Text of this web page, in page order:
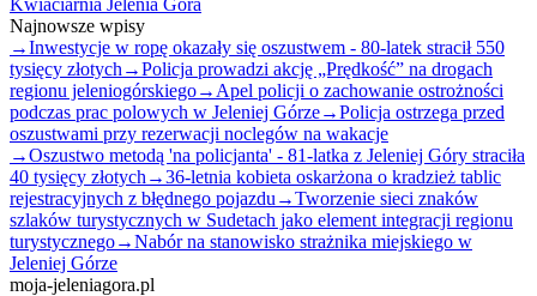
Najnowsze wpisy
→Inwestycje w ropę okazały się oszustwem - 80-latek stracił 550
tysięcy złotych →Policja prowadzi akcję „Prędkość” na drogach
regionu jeleniogórskiego→ Apel policji o zachowanie ostrożności
podczas prac polowych w Jeleniej Górze→Policja ostrzega przed
oszustwami przy rezerwacji noclegów na wakacje
→Oszustwo metodą 'na policjanta' - 81-latka z Jeleniej Góry straciła
40 tysięcy złotych →36-letnia kobieta oskarżona o kradzież tablic
rejestracyjnych z błędnego pojazdu →Tworzenie sieci znaków
szlaków turystycznych w Sudetach jako element integracji regionu
turystycznego→Nabór na stanowisko strażnika miejskiego w
Jeleniej Górze
moja-jeleniagora.pl